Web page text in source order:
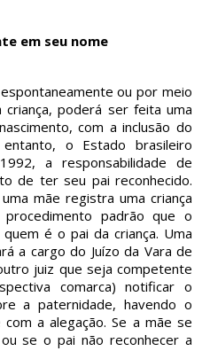
em seu nome
ou por meio
poderá ser feita uma
com a inclusão do
o Estado brasileiro
a responsabilidade de
de ter seu pai reconhecido.
mãe registra uma criança
padrão que o
é o pai da criança. Uma
a cargo do Juízo da Vara de
juiz que seja competente
comarca) notificar o
a paternidade, havendo o
a alegação. Se a mãe se
se o pai não reconhecer a